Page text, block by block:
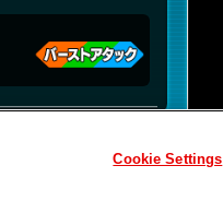
Cookie Settings